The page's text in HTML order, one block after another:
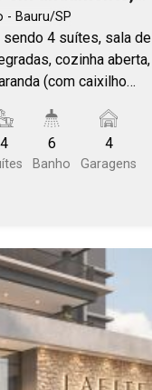
de entrega no
- Bauru/SP
4 suítes, sala de
cozinha aberta,
(com caixilho
ilha e varanda
estratégica, com
principais vias de
4 6
Banho
4
Garagens